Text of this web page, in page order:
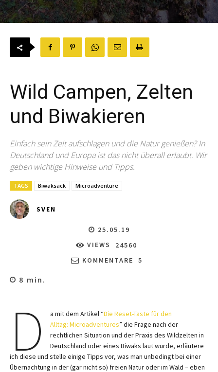
Wild Campen, Zelten
und Biwakieren
Einfach sein Zelt aufschlagen und die Natur genießen? In
Deutschland und Europa ist das nicht überall erlaubt. Wir
geben wichtige Hinweise und Tipps.
TAGS Biwaksack Microadventure
SVEN
25.05.19
VIEWS
24560
KOMMENTARE
5
8 min.
D a mit dem Artikel “Die Reset-Taste für den
Alltag: Microadventures” die Frage nach der
rechtlichen Situation und der Praxis des Wildzelten in
Deutschland oder eines Biwaks laut wurde, erläutere
ich diese und stelle einige Tipps vor, was man unbedingt bei einer
Übernachtung in der (gar nicht so) freien Natur oder im Wald – eben